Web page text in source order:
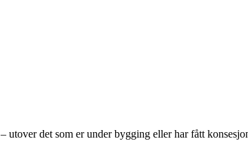
det som er under bygging eller har fått